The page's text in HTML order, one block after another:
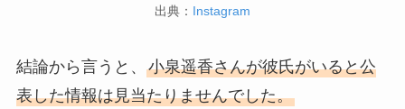
出典： Instagram
結論から言うと、 小泉遥香さんが彼氏がいると公
表した情報は見当たりませんでした。